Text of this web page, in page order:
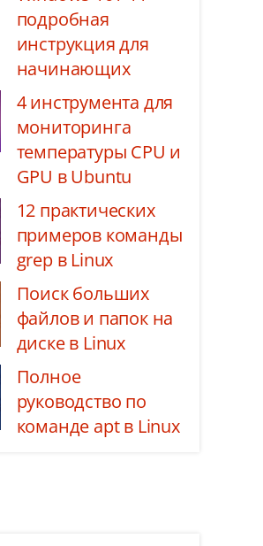
подробная
инструкция для
начинающих
4 инструмента для
мониторинга
температуры CPU и
GPU в Ubuntu
12 практических
примеров команды
grep в Linux
Поиск больших
файлов и папок на
диске в Linux
Полное
руководство по
команде apt в Linux